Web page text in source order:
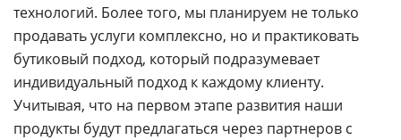
технологий. Более того, мы планируем не только
продавать услуги комплексно, но и практиковать
бутиковый подход, который подразумевает
индивидуальный подход к каждому клиенту.
Учитывая, что на первом этапе развития наши
продукты будут предлагаться через партнеров с